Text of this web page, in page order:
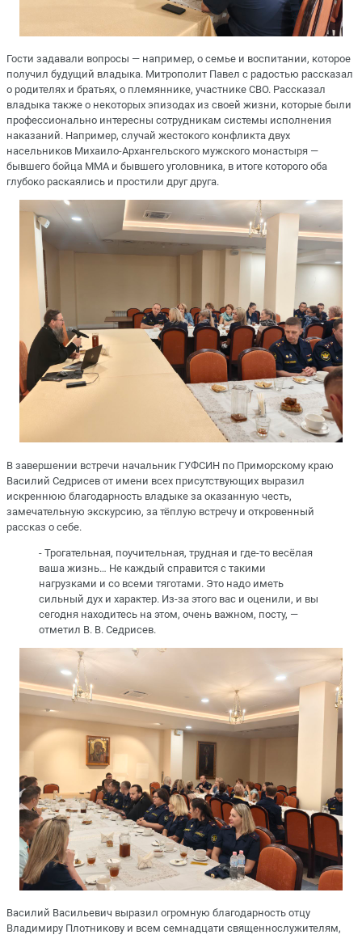
Гости задавали вопросы — например, о семье и воспитании, которое
получил будущий владыка. Митрополит Павел с радостью рассказал
о родителях и братьях, о племяннике, участнике СВО. Рассказал
владыка также о некоторых эпизодах из своей жизни, которые были
профессионально интересны сотрудникам системы исполнения
наказаний. Например, случай жестокого конфликта двух
насельников Михаило-Архангельского мужского монастыря —
бывшего бойца ММА и бывшего уголовника, в итоге которого оба
глубоко раскаялись и простили друг друга.
В завершении встречи начальник ГУФСИН по Приморскому краю
Василий Седрисев от имени всех присутствующих выразил
искреннюю благодарность владыке за оказанную честь,
замечательную экскурсию, за тёплую встречу и откровенный
рассказ о себе.
- Трогательная, поучительная, трудная и где-то весёлая
ваша жизнь… Не каждый справится с такими
нагрузками и со всеми тяготами. Это надо иметь
сильный дух и характер. Из-за этого вас и оценили, и вы
сегодня находитесь на этом, очень важном, посту, —
отметил В. В. Седрисев.
Василий Васильевич выразил огромную благодарность отцу
Владимиру Плотникову и всем семнадцати священнослужителям,